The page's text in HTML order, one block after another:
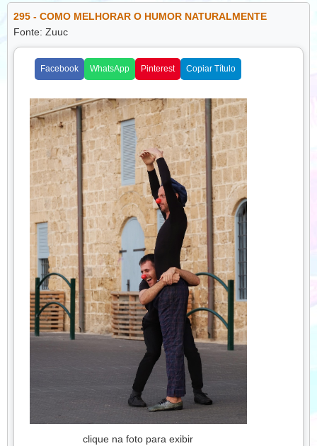
promovem empatia e aumentam a sensação de conexão
entre as pessoas. Rir junto é uma forma poderosa de
manter relações saudáveis e melhorar a qualidade de vida.
Além disso, o riso é uma ferramenta de resiliência
emocional. Em situações desafiadoras, conseguir
enxergar soluções de forma mais leve e enfrentar
obstáculos com maior equilíbrio.
Para potencializar os benefícios do riso, é importante criar
hábitos que incentivem a alegria natural, como buscar
atividades prazerosas regularmente, cultivar
relacionamentos positivos e não levar a vida de forma
excessivamente séria. Pequenos momentos de
descontração diária fazem uma grande diferença na saúde
mental.
Conclusão:
O riso é um poderoso aliado da saúde mental
e física. Estimular momentos de diversão, compartilhar
alegria com outras pessoas e incorporar hábitos que
promovam o bom humor ajudam a reduzir o estresse,
fortalecer vínculos sociais e aumentar a sensação de bem-
estar. Valorizar o riso é investir em uma vida mais
295 - COMO MELHORAR O HUMOR NATURALMENTE
Fonte: Zuuc
Facebook WhatsApp Pinterest Copiar Título
clique na foto para exibir